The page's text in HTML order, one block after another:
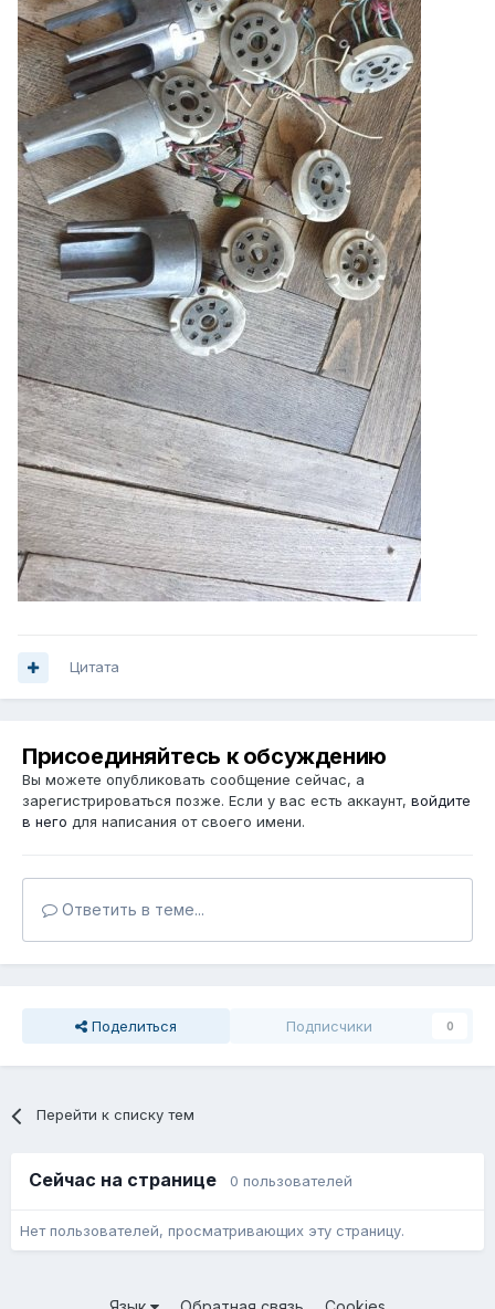
Цитата
Присоединяйтесь к обсуждению
Вы можете опубликовать сообщение сейчас, а
зарегистрироваться позже. Если у вас есть аккаунт, войдите
в него для написания от своего имени.
Ответить в теме...
Поделиться Подписчики 0
Перейти к списку тем
Сейчас на странице 0 пользователей
Нет пользователей, просматривающих эту страницу.